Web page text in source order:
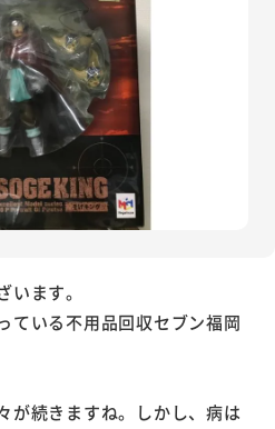
います。
ている不用品回収セブン福岡
が続きますね。しかし、病は